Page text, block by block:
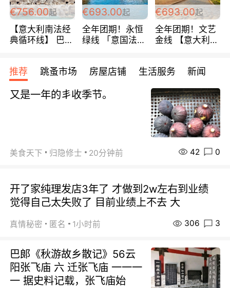
€756.00起
【意大利南法经
典循环线】 巴黎
宾馆 108欧/天起
全程756欧/位
€693.00起
全年团期！永恒
绿线 「意国法
欧/天起 ~包拼房
€693.00起
全年团期！文艺
金线 【意大利一
每周铁发！
推荐 跳蚤市场 房屋店铺 生活服务 新闻
又是一年的丯收季节。
美食天下 归隐修士 20分钟前 42 0
开了家纯理发店3年了 才做到2w左右到业绩
觉得自己太失败了 目前业绩上不去 大
真情秘密 匿名 1小时前 306 3
巴郞《秋游故乡散记》56云
阳张飞庙 六 迁张飞庙 一一一
一 据史料记载，张飞庙始